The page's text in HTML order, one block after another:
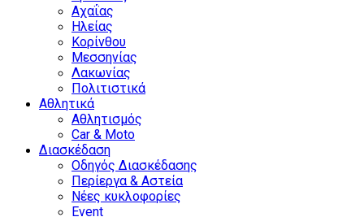
Αχαΐας
Ηλείας
Κορίνθου
Μεσσηνίας
Λακωνίας
Πολιτιστικά
Αθλητικά
Αθλητισμός
Car & Moto
Διασκέδαση
Οδηγός Διασκέδασης
Περίεργα & Αστεία
Νέες κυκλοφορίες
Event